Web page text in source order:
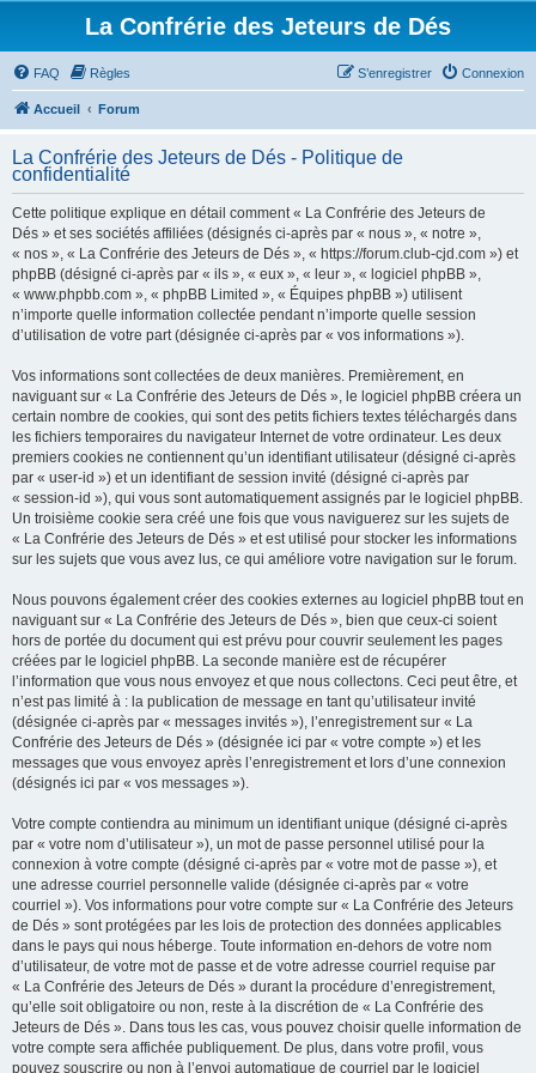
La Confrérie des Jeteurs de Dés
FAQ Règles Connexion
S’enregistrer
Accueil Forum
La Confrérie des Jeteurs de Dés - Politique de
confidentialité
Cette politique explique en détail comment « La Confrérie des Jeteurs de
Dés » et ses sociétés affiliées (désignés ci-après par « nous », « notre »,
« nos », « La Confrérie des Jeteurs de Dés », « https://forum.club-cjd.com ») et
phpBB (désigné ci-après par « ils », « eux », « leur », « logiciel phpBB »,
« www.phpbb.com », « phpBB Limited », « Équipes phpBB ») utilisent
n’importe quelle information collectée pendant n’importe quelle session
d’utilisation de votre part (désignée ci-après par « vos informations »).
Vos informations sont collectées de deux manières. Premièrement, en
naviguant sur « La Confrérie des Jeteurs de Dés », le logiciel phpBB créera un
certain nombre de cookies, qui sont des petits fichiers textes téléchargés dans
les fichiers temporaires du navigateur Internet de votre ordinateur. Les deux
premiers cookies ne contiennent qu’un identifiant utilisateur (désigné ci-après
par « user-id ») et un identifiant de session invité (désigné ci-après par
« session-id »), qui vous sont automatiquement assignés par le logiciel phpBB.
Un troisième cookie sera créé une fois que vous naviguerez sur les sujets de
« La Confrérie des Jeteurs de Dés » et est utilisé pour stocker les informations
sur les sujets que vous avez lus, ce qui améliore votre navigation sur le forum.
Nous pouvons également créer des cookies externes au logiciel phpBB tout en
naviguant sur « La Confrérie des Jeteurs de Dés », bien que ceux-ci soient
hors de portée du document qui est prévu pour couvrir seulement les pages
créées par le logiciel phpBB. La seconde manière est de récupérer
l’information que vous nous envoyez et que nous collectons. Ceci peut être, et
n’est pas limité à : la publication de message en tant qu’utilisateur invité
(désignée ci-après par « messages invités »), l’enregistrement sur « La
Confrérie des Jeteurs de Dés » (désignée ici par « votre compte ») et les
messages que vous envoyez après l’enregistrement et lors d’une connexion
(désignés ici par « vos messages »).
Votre compte contiendra au minimum un identifiant unique (désigné ci-après
par « votre nom d’utilisateur »), un mot de passe personnel utilisé pour la
connexion à votre compte (désigné ci-après par « votre mot de passe »), et
une adresse courriel personnelle valide (désignée ci-après par « votre
courriel »). Vos informations pour votre compte sur « La Confrérie des Jeteurs
de Dés » sont protégées par les lois de protection des données applicables
dans le pays qui nous héberge. Toute information en-dehors de votre nom
d’utilisateur, de votre mot de passe et de votre adresse courriel requise par
« La Confrérie des Jeteurs de Dés » durant la procédure d’enregistrement,
qu’elle soit obligatoire ou non, reste à la discrétion de « La Confrérie des
Jeteurs de Dés ». Dans tous les cas, vous pouvez choisir quelle information de
votre compte sera affichée publiquement. De plus, dans votre profil, vous
pouvez souscrire ou non à l’envoi automatique de courriel par le logiciel